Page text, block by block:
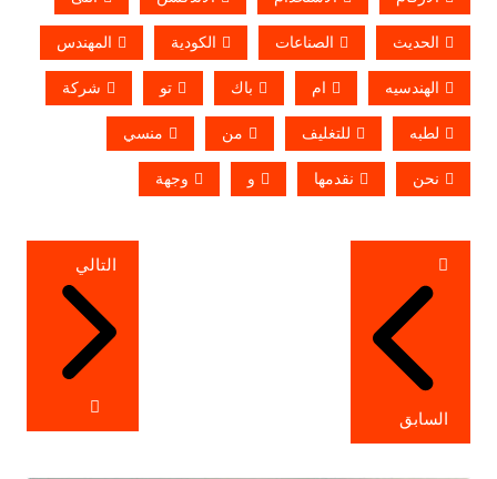
الحديث الصناعات الكودية المهندس
الهندسيه ام باك تو شركة
لطبه للتغليف من منسي
نحن نقدمها و وجهة
تصفّح
المقالات
السابق
التالي